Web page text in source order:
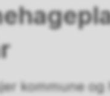
kommune